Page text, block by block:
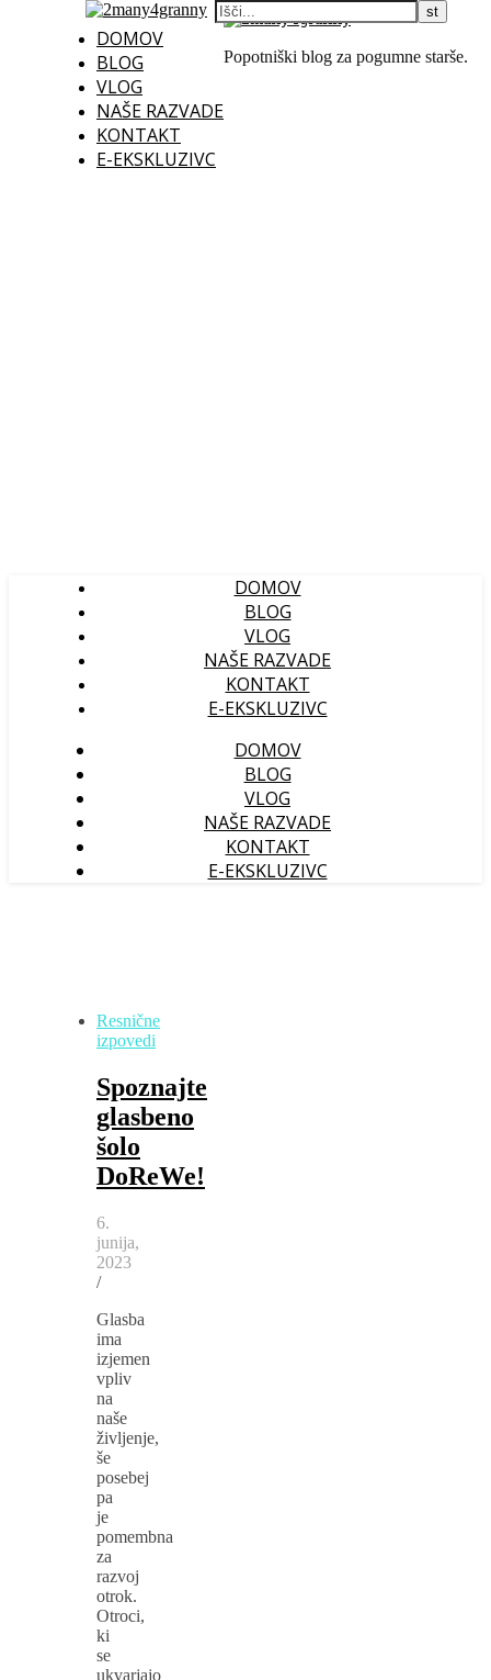
DOMOV
BLOG
VLOG
NAŠE RAZVADE
KONTAKT
E-EKSKLUZIVC
Popotniški blog za pogumne starše.
DOMOV
BLOG
VLOG
NAŠE RAZVADE
KONTAKT
E-EKSKLUZIVC
DOMOV
BLOG
VLOG
NAŠE RAZVADE
KONTAKT
E-EKSKLUZIVC
Resnične
izpovedi
Spoznajte
glasbeno
šolo
DoReWe!
6.
junija,
2023
/
Glasba
ima
izjemen
vpliv
na
naše
življenje,
še
posebej
pa
je
pomembna
za
razvoj
otrok.
Otroci,
ki
se
ukvarjajo